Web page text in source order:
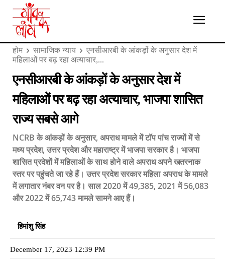
होम सामाजिक न्याय
एनसीआरबी के आंकड़ों के अनुसार देश में
महिलाओं पर बढ़ रहा अत्याचार,...
एनसीआरबी के आंकड़ों के अनुसार देश में
महिलाओं पर बढ़ रहा अत्याचार, भाजपा शासित
राज्य सबसे आगे
NCRB के आंकड़ों के अनुसार, अपराध मामले में टॉप पांच राज्यों में से
मध्य प्रदेश, उत्तर प्रदेश और महाराष्ट्र में भाजपा सरकार है। भाजपा
शासित प्रदेशों में महिलाओं के साथ होने वाले अपराध अपने खतरनाक
स्तर पर पहुंचते जा रहे हैं। उत्तर प्रदेश सरकार महिला अपराध के मामले
में लगातार नंबर वन पर है। साल 2020 में 49,385, 2021 में 56,083
और 2022 में 65,743 मामले सामने आए हैं।
हिमांशु सिंह
December 17, 2023 12:39 PM